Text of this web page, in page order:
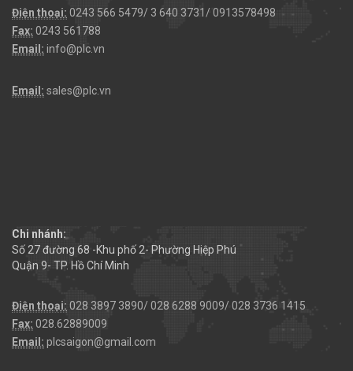
Điện thoại: 0243 566 5479/ 3 640 3731/ 0913578498
Fax: 0243 561788
Email: info@plc.vn
Email: sales@plc.vn
Chi nhánh:
Số 27 đường 68 -Khu phố 2- Phường Hiệp Phú
Quận 9- TP. Hồ Chí Minh
Điện thoại: 028 3897 3890/ 028 6288 9009/ 028 3736 1415
Fax: 028.62889009
Email: plcsaigon@gmail.com